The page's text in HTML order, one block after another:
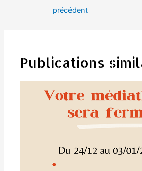
précédent
Publications